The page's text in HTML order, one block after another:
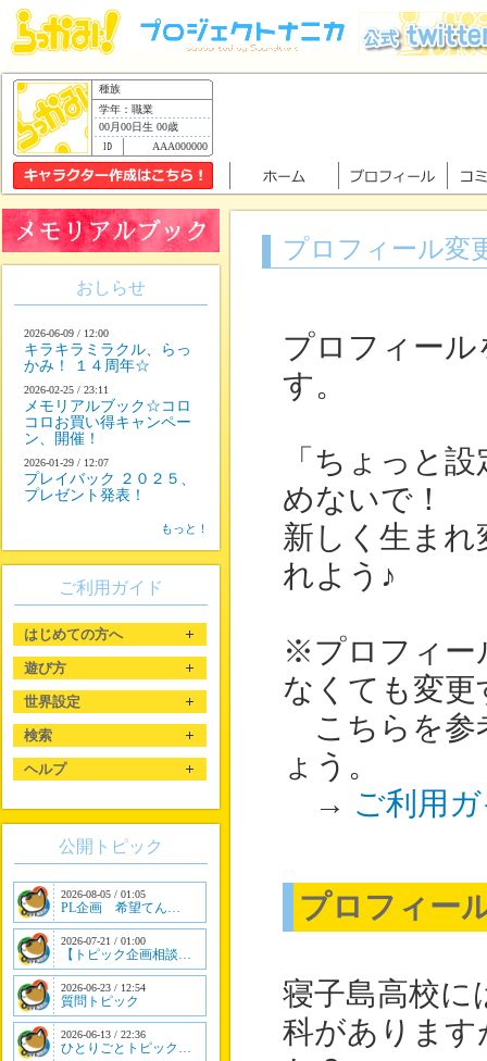
種族
学年：職業
00月00日生 00歳
AAA000000
プロフィール変
プロフィー
す。
「ちょっと
めないで！
新しく生ま
れよう♪
※プロフィー
なくても変
こちらを参
ょう。
→ ご利用
プロフィー
寝子島高校に
科がありま
おしらせ
2026-06-09 / 12:00
キラキラミラクル、らっ
かみ！ １４周年☆
2026-02-25 / 23:11
メモリアルブック☆コロ
コロお買い得キャンペー
ン、開催！
2026-01-29 / 12:07
プレイバック ２０２５、
プレゼント発表！
もっと！
ご利用ガイド
はじめての方へ
遊び方
世界設定
検索
ヘルプ
公開トピック
2026-08-05 / 01:05
PL企画 希望てん…
2026-07-21 / 01:00
【トピック企画相談…
2026-06-23 / 12:54
質問トピック
2026-06-13 / 22:36
ひとりごとトピック…